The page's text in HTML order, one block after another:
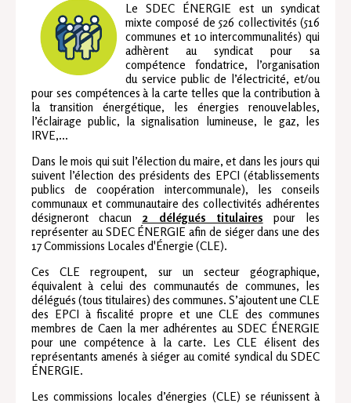
Le SDEC ÉNERGIE est un syndicat
mixte composé de 526 collectivités (516
communes et 10 intercommunalités) qui
adhèrent au syndicat pour sa
compétence fondatrice, l’organisation
du service public de l’électricité, et/ou
pour ses compétences à la carte telles que la contribution à
la transition énergétique, les énergies renouvelables,
l’éclairage public, la signalisation lumineuse, le gaz, les
IRVE,...
Dans le mois qui suit l’élection du maire, et dans les jours qui
suivent l’élection des présidents des EPCI (établissements
publics de coopération intercommunale), les conseils
communaux et communautaire des collectivités adhérentes
désigneront chacun 2 délégués titulaires
pour les
représenter au SDEC ÉNERGIE afin de siéger dans une des
17 Commissions Locales d'Énergie (CLE).
Ces CLE regroupent, sur un secteur géographique,
équivalent à celui des communautés de communes, les
délégués (tous titulaires) des communes. S’ajoutent une CLE
des EPCI à fiscalité propre et une CLE des communes
membres de Caen la mer adhérentes au SDEC ÉNERGIE
pour une compétence à la carte. Les CLE élisent des
représentants amenés à siéger au comité syndical du SDEC
ÉNERGIE.
Les commissions locales d’énergies (CLE) se réunissent à